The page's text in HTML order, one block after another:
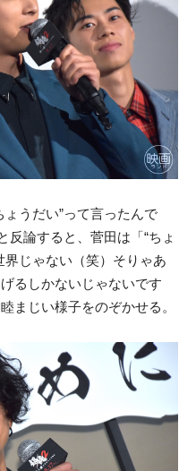
うだい”って言ったんで
反論すると、菅田は「“ちょ
界じゃない（笑）そりゃあ
るしかないじゃないです
まじい様子をのぞかせる。